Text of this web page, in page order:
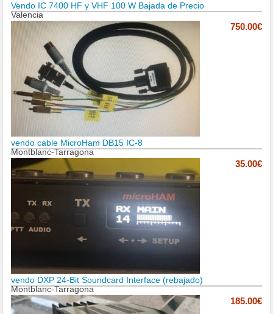
Vendo IC 7400 HF y VHF 100 W Bajada de Precio
Valencia
750.00€
vendo cable MicroHam DB15 IC-8
Montblanc-Tarragona
35.00€
vendo DXP 24-Bit Soundcard Interface (rebajado)
Montblanc-Tarragona
185.00€